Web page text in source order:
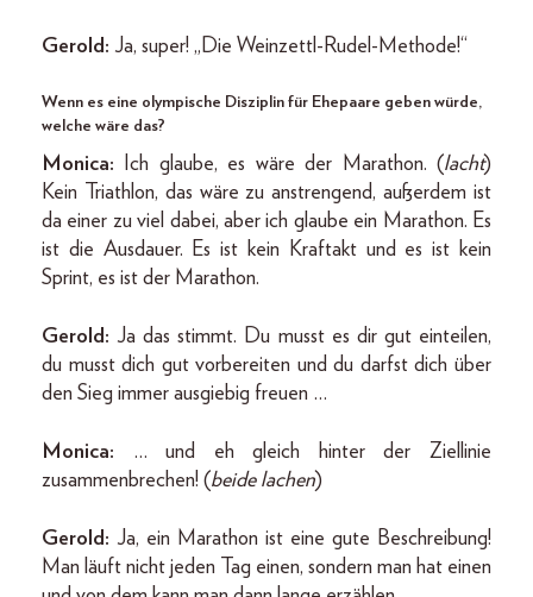
Gerold: Ja, super! „Die Weinzettl-Rudel-Methode!“
Wenn es eine olympische Disziplin für Ehepaare geben würde,
welche wäre das?
Monica: Ich glaube, es wäre der Marathon. (lacht)
Kein Triathlon, das wäre zu anstrengend, außerdem ist
da einer zu viel dabei, aber ich glaube ein Marathon. Es
ist die Ausdauer. Es ist kein Kraftakt und es ist kein
Sprint, es ist der Marathon.
Gerold: Ja das stimmt. Du musst es dir gut einteilen,
du musst dich gut vorbereiten und du darfst dich über
den Sieg immer ausgiebig freuen …
Monica: … und eh gleich hinter der Ziellinie
zusammenbrechen! (beide lachen)
Gerold: Ja, ein Marathon ist eine gute Beschreibung!
Man läuft nicht jeden Tag einen, sondern man hat einen